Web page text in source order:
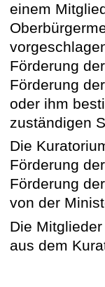
einem
Förderung
Förderung
oder ihm
zuständigen
Die
Förderung
Förderung
von der
Die
aus dem